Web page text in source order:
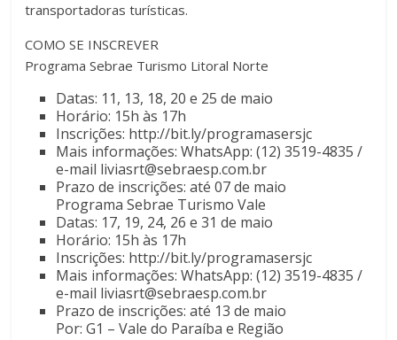
transportadoras turísticas.
COMO SE INSCREVER
Programa Sebrae Turismo Litoral Norte
Datas: 11, 13, 18, 20 e 25 de maio
Horário: 15h às 17h
Inscrições: http://bit.ly/programasersjc
Mais informações: WhatsApp: (12) 3519-4835 /
e-mail liviasrt@sebraesp.com.br
Prazo de inscrições: até 07 de maio
Programa Sebrae Turismo Vale
Datas: 17, 19, 24, 26 e 31 de maio
Horário: 15h às 17h
Inscrições: http://bit.ly/programasersjc
Mais informações: WhatsApp: (12) 3519-4835 /
e-mail liviasrt@sebraesp.com.br
Prazo de inscrições: até 13 de maio
Por: G1 – Vale do Paraíba e Região